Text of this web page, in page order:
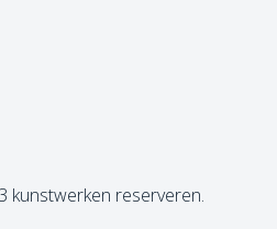
kunstwerken reserveren.